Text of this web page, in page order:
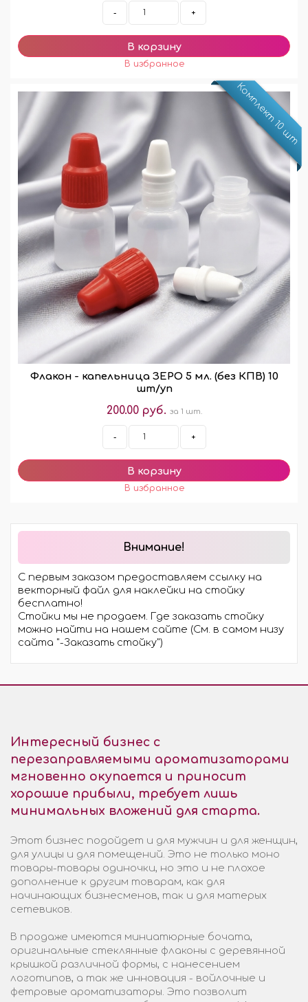
- +
Комплект 10 шт
Флакон - капельница ЗЕРО 5 мл. (без КПВ) 10
шт/уп
200.00 руб. за 1 шт.
- +
Внимание!
С первым заказом предоставляем ссылку на
векторный файл для наклейки на стойку
бесплатно!
Стойки мы не продаем. Где заказать стойку
можно найти на нашем сайте (См. в самом низу
сайта "-Заказать стойку")
Интересный бизнес с
перезаправляемыми ароматизаторами
мгновенно окупается и приносит
хорошие прибыли, требует лишь
минимальных вложений для старта.
Этот бизнес подойдет и для мужчин и для женщин,
для улицы и для помещений. Это не только моно
товары-товары одиночки, но это и не плохое
дополнение к другим товарам, как для
начинающих бизнесменов, так и для матерых
сетевиков.
В продаже имеются миниатюрные бочата,
оригинальные стеклянные флаконы с деревянной
крышкой различной формы, с нанесением
логотипов, а так же инновация - войлочные и
фетровые ароматизаторы. Это позволит